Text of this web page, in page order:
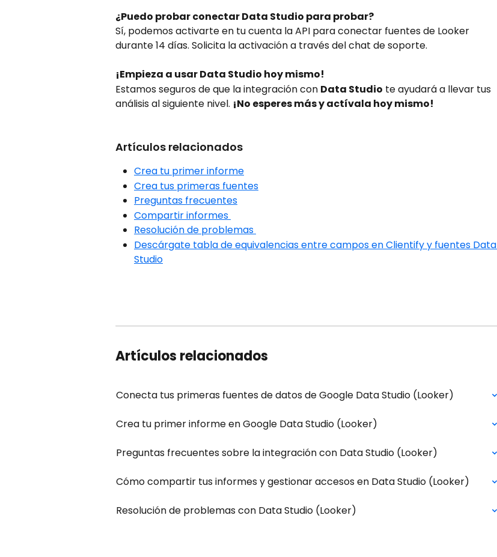
¿Puedo probar conectar Data Studio para probar?
Sí, podemos activarte en tu cuenta la API para conectar fuentes de Looker
durante 14 días. Solicita la activación a través del chat de soporte.
¡Empieza a usar Data Studio hoy mismo!
Estamos seguros de que la integración con Data Studio te ayudará a llevar tus
análisis al siguiente nivel. ¡No esperes más y actívala hoy mismo!
Artículos relacionados
Crea tu primer informe
Crea tus primeras fuentes
Preguntas frecuentes
Compartir informes
Resolución de problemas
Descárgate tabla de equivalencias entre campos en Clientify y fuentes Data
Studio
Artículos relacionados
Conecta tus primeras fuentes de datos de Google Data Studio (Looker)
Crea tu primer informe en Google Data Studio (Looker)
Preguntas frecuentes sobre la integración con Data Studio (Looker)
Cómo compartir tus informes y gestionar accesos en Data Studio (Looker)
Resolución de problemas con Data Studio (Looker)